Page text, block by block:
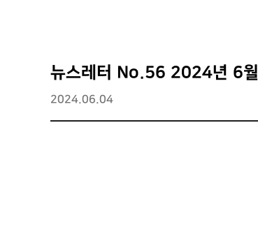
뉴스레터 No.56 2024년 6월
2024.06.04